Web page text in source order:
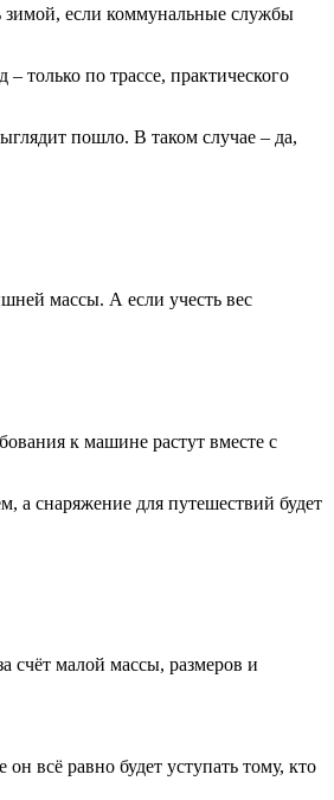
зимой, если коммунальные службы
только по трассе, практического
пошло. В таком случае – да,
массы. А если учесть вес
к машине растут вместе с
а снаряжение для путешествий будет
счёт малой массы, размеров и
всё равно будет уступать тому, кто